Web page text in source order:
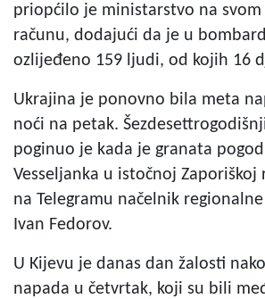
priopćilo je ministarstvo na svom
računu, dodajući da je u
ozlijeđeno 159 ljudi, od kojih 16
Ukrajina je ponovno bila meta
noći na petak.
poginuo je kada je granata
Vesseljanka u istočnoj
na Telegramu načelnik
Ivan Fedorov.
U Kijevu je danas dan žalosti
napada u četvrtak, koji su bili